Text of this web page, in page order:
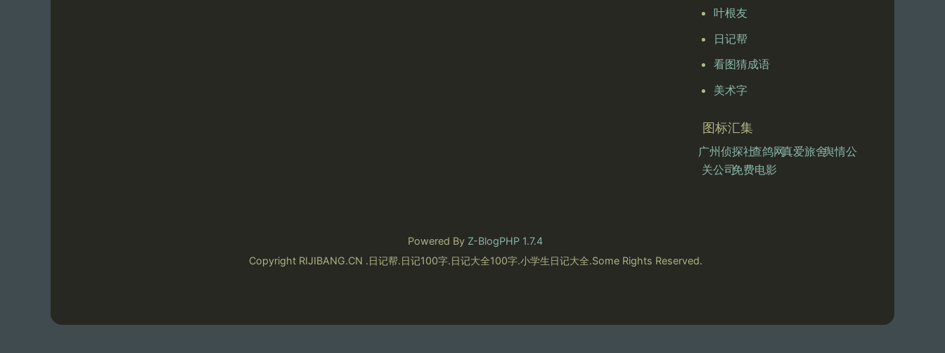
叶根友
日记帮
看图猜成语
美术字
图标汇集
广州侦探社查鸽网真爱旅舍舆情公
关公司免费电影
Powered By Z-BlogPHP 1.7.4
Copyright RIJIBANG.CN .日记帮.日记100字.日记大全100字.小学生日记大全.Some Rights Reserved.